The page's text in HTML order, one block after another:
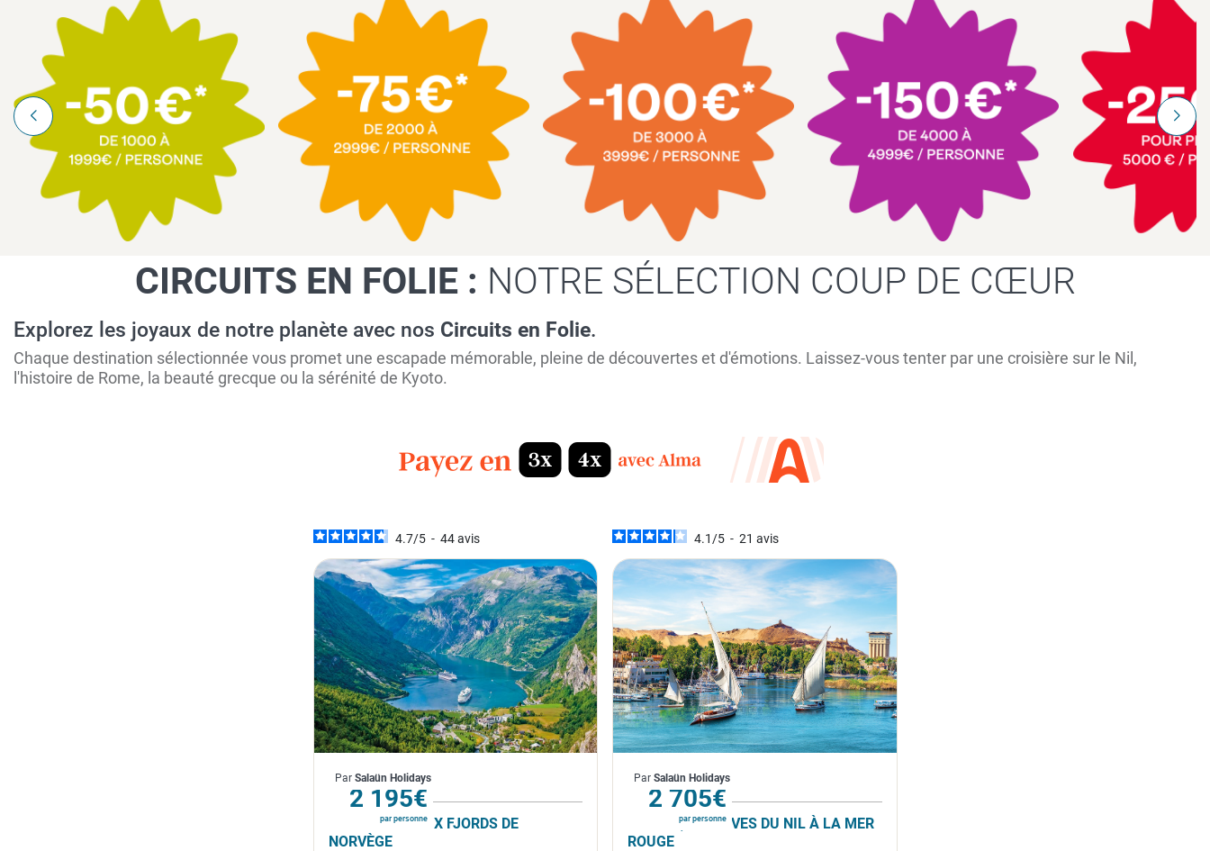
CIRCUITS EN FOLIE : NOTRE SÉLECTION COUP DE CŒUR
Explorez les joyaux de notre planète avec nos Circuits en Folie.
Chaque destination sélectionnée vous promet une escapade mémorable, pleine de découvertes et d'émotions. Laissez-vous tenter par une croisière sur le Nil,
l'histoire de Rome, la beauté grecque ou la sérénité de Kyoto.
4.7/5 - 44avis
À partir de
2 195€
par personne
Par Salaün Holidays
Norvège
LES PLUS BEAUX FJORDS DE
NORVÈGE
4.1 /5 - 21 avis
À partir de
2 705€
par personne
Par Salaün Holidays
Égypte
ÉGYPTE, DES RIVES DU NIL À LA MER
ROUGE